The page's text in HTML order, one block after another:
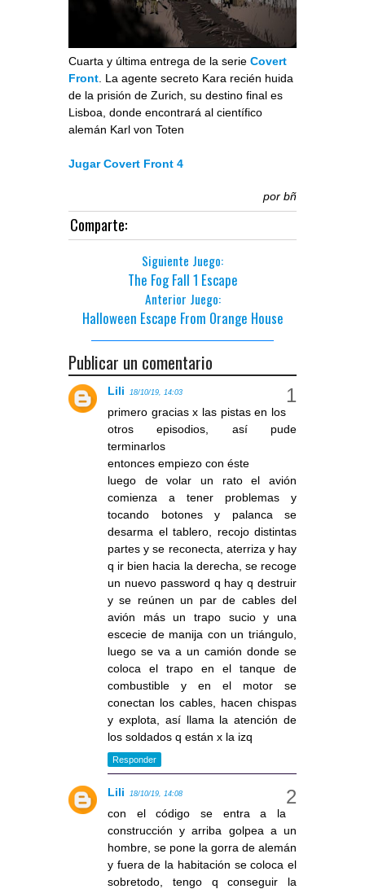
Cuarta y última entrega de la serie Covert
Front . La agente secreto Kara recién huida
de la prisión de Zurich, su destino final es
Lisboa, donde encontrará al científico
alemán Karl von Toten
Jugar Covert Front 4
por bñ
Comparte:
Siguiente Juego:
The Fog Fall 1 Escape
Anterior Juego:
Halloween Escape From Orange House
Publicar un comentario
Lili 18/10/19, 14:03
primero gracias x las pistas en los
otros episodios, así pude
terminarlos
entonces empiezo con éste
luego de volar un rato el avión
comienza a tener problemas y
tocando botones y palanca se
desarma el tablero, recojo distintas
partes y se reconecta, aterriza y hay
q ir bien hacia la derecha, se recoge
un nuevo password q hay q destruir
y se reúnen un par de cables del
avión más un trapo sucio y una
escecie de manija con un triángulo,
luego se va a un camión donde se
coloca el trapo en el tanque de
combustible y en el motor se
conectan los cables, hacen chispas
y explota, así llama la atención de
los soldados q están x la izq
Responder
Lili 18/10/19, 14:08
con el código se entra a la
construcción y arriba golpea a un
hombre, se pone la gorra de alemán
y fuera de la habitación se coloca el
sobretodo, tengo q conseguir la